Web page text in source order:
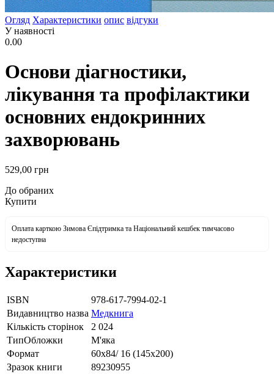
Огляд Характеристики опис відгуки
У наявності
0.00
Основи діагностики,
лікування та профілактики
основних ендокринних
захворювань
529,00 грн
До обраних
Купити
Оплата карткою Зимова Єпідтримка та Національний кешбек тимчасово
недоступна
Характеристики
ISBN
978-617-7994-02-1
Видавництво назва Медкнига
Кількість сторінок
2 024
ТипОбложки
М'яка
Формат
60х84/ 16 (145х200)
Зразок книги
89230955